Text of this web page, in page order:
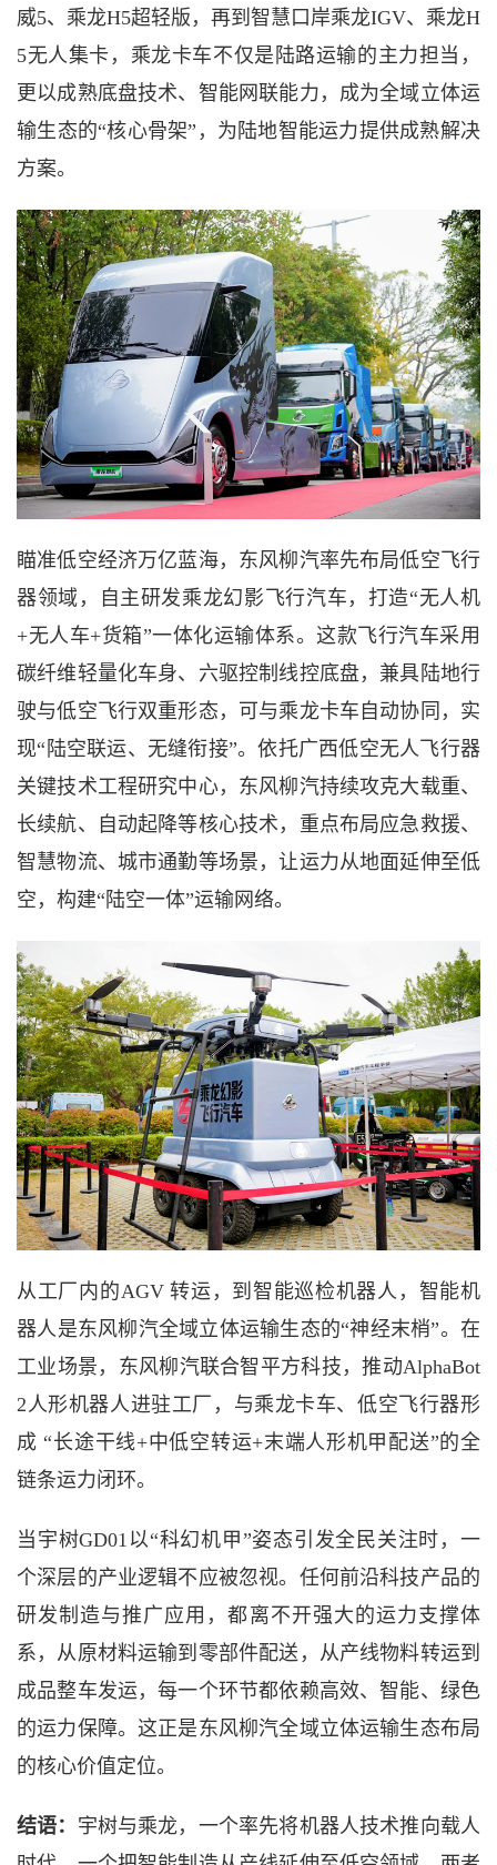
威5、乘龙H5超轻版，再到智慧口岸乘龙IGV、乘龙H
5无人集卡，乘龙卡车不仅是陆路运输的主力担当，
更以成熟底盘技术、智能网联能力，成为全域立体运
输生态的“核心骨架”，为陆地智能运力提供成熟解决
方案。
瞄准低空经济万亿蓝海，东风柳汽率先布局低空飞行
器领域，自主研发乘龙幻影飞行汽车，打造“无人机
+无人车+货箱”一体化运输体系。这款飞行汽车采用
碳纤维轻量化车身、六驱控制线控底盘，兼具陆地行
驶与低空飞行双重形态，可与乘龙卡车自动协同，实
现“陆空联运、无缝衔接”。依托广西低空无人飞行器
关键技术工程研究中心，东风柳汽持续攻克大载重、
长续航、自动起降等核心技术，重点布局应急救援、
智慧物流、城市通勤等场景，让运力从地面延伸至低
空，构建“陆空一体”运输网络。
从工厂内的AGV 转运，到智能巡检机器人，智能机
器人是东风柳汽全域立体运输生态的“神经末梢”。在
工业场景，东风柳汽联合智平方科技，推动AlphaBot
2人形机器人进驻工厂，与乘龙卡车、低空飞行器形
成 “长途干线+中低空转运+末端人形机甲配送”的全
链条运力闭环。
当宇树GD01以“科幻机甲”姿态引发全民关注时，一
个深层的产业逻辑不应被忽视。任何前沿科技产品的
研发制造与推广应用，都离不开强大的运力支撑体
系，从原材料运输到零部件配送，从产线物料转运到
成品整车发运，每一个环节都依赖高效、智能、绿色
的运力保障。这正是东风柳汽全域立体运输生态布局
的核心价值定位。
结语： 宇树与乘龙，一个率先将机器人技术推向载人